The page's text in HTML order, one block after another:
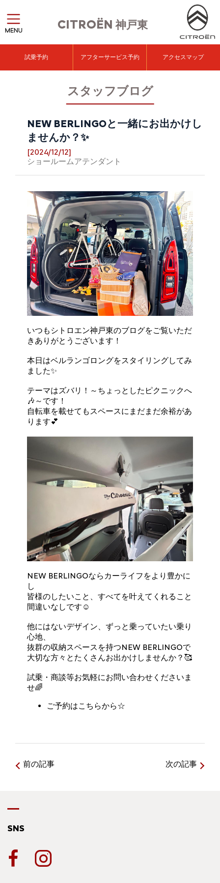
CITROËN神戸東
MENU
試乗予約 アフターサービス予約 アクセスマップ
スタッフブログ
NEW BERLINGOと一緒にお出かけし
ませんか？✨
[2024/12/12]
ショールームアテンダント
いつもシトロエン神戸東のブログをご覧いただ
きありがとうございます！
本日はベルランゴロングをスタイリングしてみ
ました✨
テーマはズバリ！～ちょっとしたピクニックへ
🎶～です！
自転車を載せてもスペースにまだまだ余裕があ
ります💕
NEW BERLINGOならカーライフをより豊かに
し
皆様のしたいこと、すべてを叶えてくれること
間違いなしです☺️
他にはないデザイン、ずっと乗っていたい乗り
心地、
抜群の収納スペースを持つNEW BERLINGOで
大切な方々とたくさんお出かけしませんか？🥰
試乗・商談等お気軽にお問い合わせくださいま
せ🌈
ご予約はこちらから☆
前の記事 次の記事
SNS